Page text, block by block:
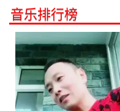
音乐排行榜